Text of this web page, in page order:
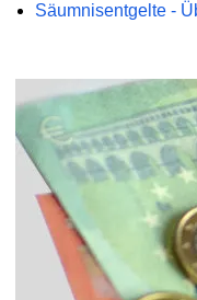
Säumnisentgelte -